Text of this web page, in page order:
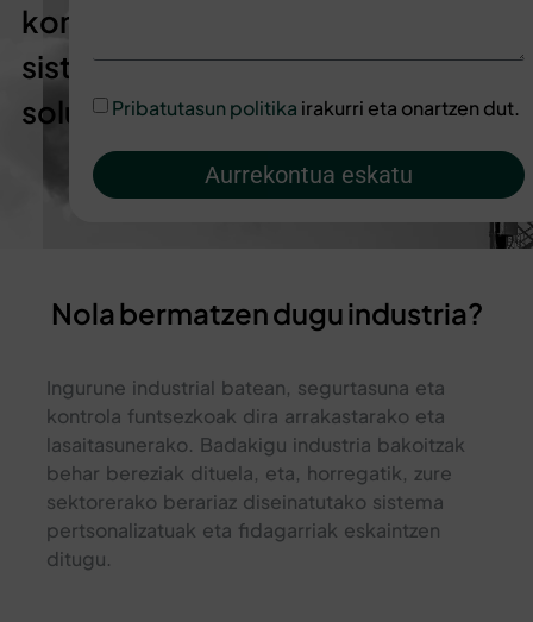
kontrol
sistemetarako
soluzioak.Pribatutasun politika irakurri eta onartzen dut.
Aurrekontua eskatu
Nola bermatzen dugu industria?
Ingurune industrial batean, segurtasuna eta
kontrola funtsezkoak dira arrakastarako eta
lasaitasunerako. Badakigu industria bakoitzak
behar bereziak dituela, eta, horregatik, zure
sektorerako berariaz diseinatutako sistema
pertsonalizatuak eta fidagarriak eskaintzen
ditugu.